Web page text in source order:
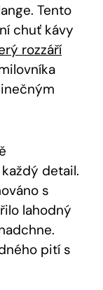
Tento‍
chuť kávy
rozzáří
detail.
s
lahodný
‍pití s